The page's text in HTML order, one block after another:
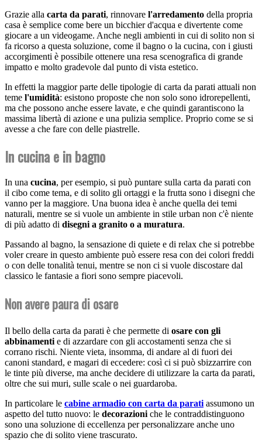
Grazie alla carta da parati, rinnovare l'arredamento della propria
casa è semplice come bere un bicchier d'acqua e divertente come
giocare a un videogame. Anche negli ambienti in cui di solito non si
fa ricorso a questa soluzione, come il bagno o la cucina, con i giusti
accorgimenti è possibile ottenere una resa scenografica di grande
impatto e molto gradevole dal punto di vista estetico.
In effetti la maggior parte delle tipologie di carta da parati attuali non
teme l'umidità: esistono proposte che non solo sono idrorepellenti,
ma che possono anche essere lavate, e che quindi garantiscono la
massima libertà di azione e una pulizia semplice. Proprio come se si
avesse a che fare con delle piastrelle.
In cucina e in bagno
In una cucina, per esempio, si può puntare sulla carta da parati con
il cibo come tema, e di solito gli ortaggi e la frutta sono i disegni che
vanno per la maggiore. Una buona idea è anche quella dei temi
naturali, mentre se si vuole un ambiente in stile urban non c'è niente
di più adatto di disegni a granito o a muratura.
Passando al bagno, la sensazione di quiete e di relax che si potrebbe
voler creare in questo ambiente può essere resa con dei colori freddi
o con delle tonalità tenui, mentre se non ci si vuole discostare dal
classico le fantasie a fiori sono sempre piacevoli.
Non avere paura di osare
Il bello della carta da parati è che permette di osare con gli
abbinamentie di azzardare con gli accostamenti senza che si
corrano rischi. Niente vieta, insomma, di andare al di fuori dei
canoni standard, e magari di eccedere: così ci si può sbizzarrire con
le tinte più diverse, ma anche decidere di utilizzare la carta da parati,
oltre che sui muri, sulle scale o nei guardaroba.
In particolare le cabine armadio con carta da paratiassumono un
aspetto del tutto nuovo: le decorazioniche le contraddistinguono
sono una soluzione di eccellenza per personalizzare anche uno
spazio che di solito viene trascurato.